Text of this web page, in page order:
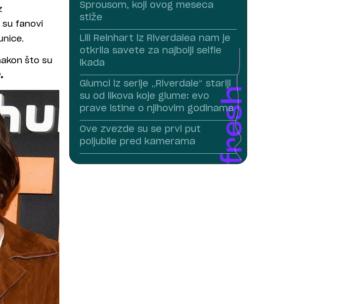
su fanovi
što su
Sprousom, koji ovog meseca
stiže
Lili Reinhart iz Riverdalea nam je
otkrila savete za najbolji selfie
ikada
Glumci iz serije „Riverdale“ stariji
su od likova koje glume: evo
prave istine o njihovim godinama
Ove zvezde su se prvi put
poljubile pred kamerama